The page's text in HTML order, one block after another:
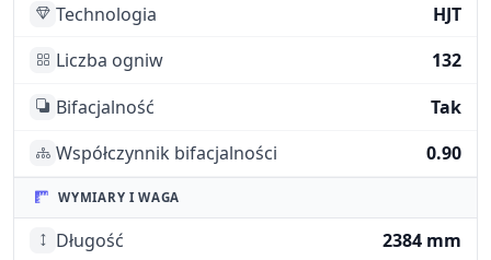
Technologia
HJT
Liczba ogniw
132
Bifacjalność
Tak
Współczynnik bifacjalności
0.90
WYMIARY I WAGA
Długość
2384 mm